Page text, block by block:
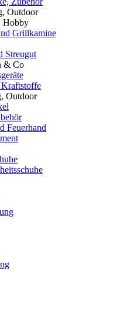
Outdoor
Hobby
Grillkamine
Streugut
& Co
Outdoor
Feuerhand